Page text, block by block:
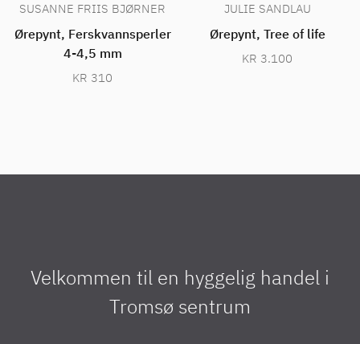
SUSANNE FRIIS BJØRNER
Ørepynt, Ferskvannsperler
4-4,5 mm
KR 310
JULIE SANDLAU
Ørepynt, Tree of life
KR 3.100
Velkommen til en hyggelig handel i
Tromsø sentrum